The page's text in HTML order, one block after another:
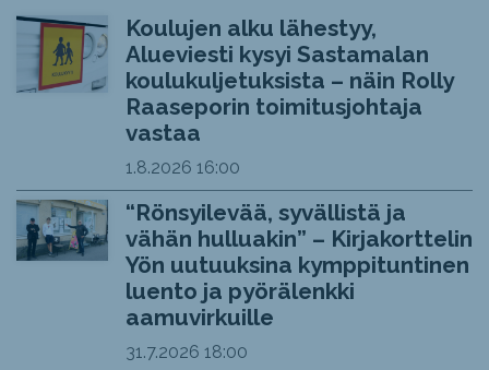
Koulujen alku lähestyy,
Alueviesti kysyi Sastamalan
koulukuljetuksista – näin Rolly
Raaseporin toimitusjohtaja
vastaa
1.8.2026 16:00
“Rönsyilevää, syvällistä ja
vähän hulluakin” – Kirjakorttelin
Yön uutuuksina kymppituntinen
luento ja pyörälenkki
aamuvirkuille
31.7.2026 18:00